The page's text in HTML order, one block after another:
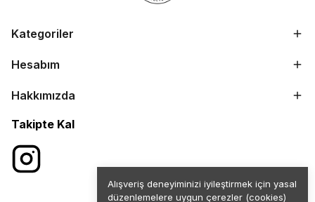
Alışveriş deneyiminizi iyileştirmek için yasal
düzenlemelere uygun çerezler (cookies)
Kategoriler
Hesabım
Hakkımızda
Takipte Kal